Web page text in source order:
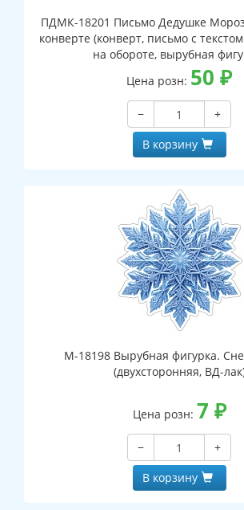
ПДМК-18201 Письмо Дедушке
конверте (конверт, письмо с
на обороте, вырубная
Цена розн: 50 ₽
−
+
В корзину
М-18198 Вырубная фигурка.
(двухсторонняя, ВД-
Цена розн: 7 ₽
−
+
В корзину